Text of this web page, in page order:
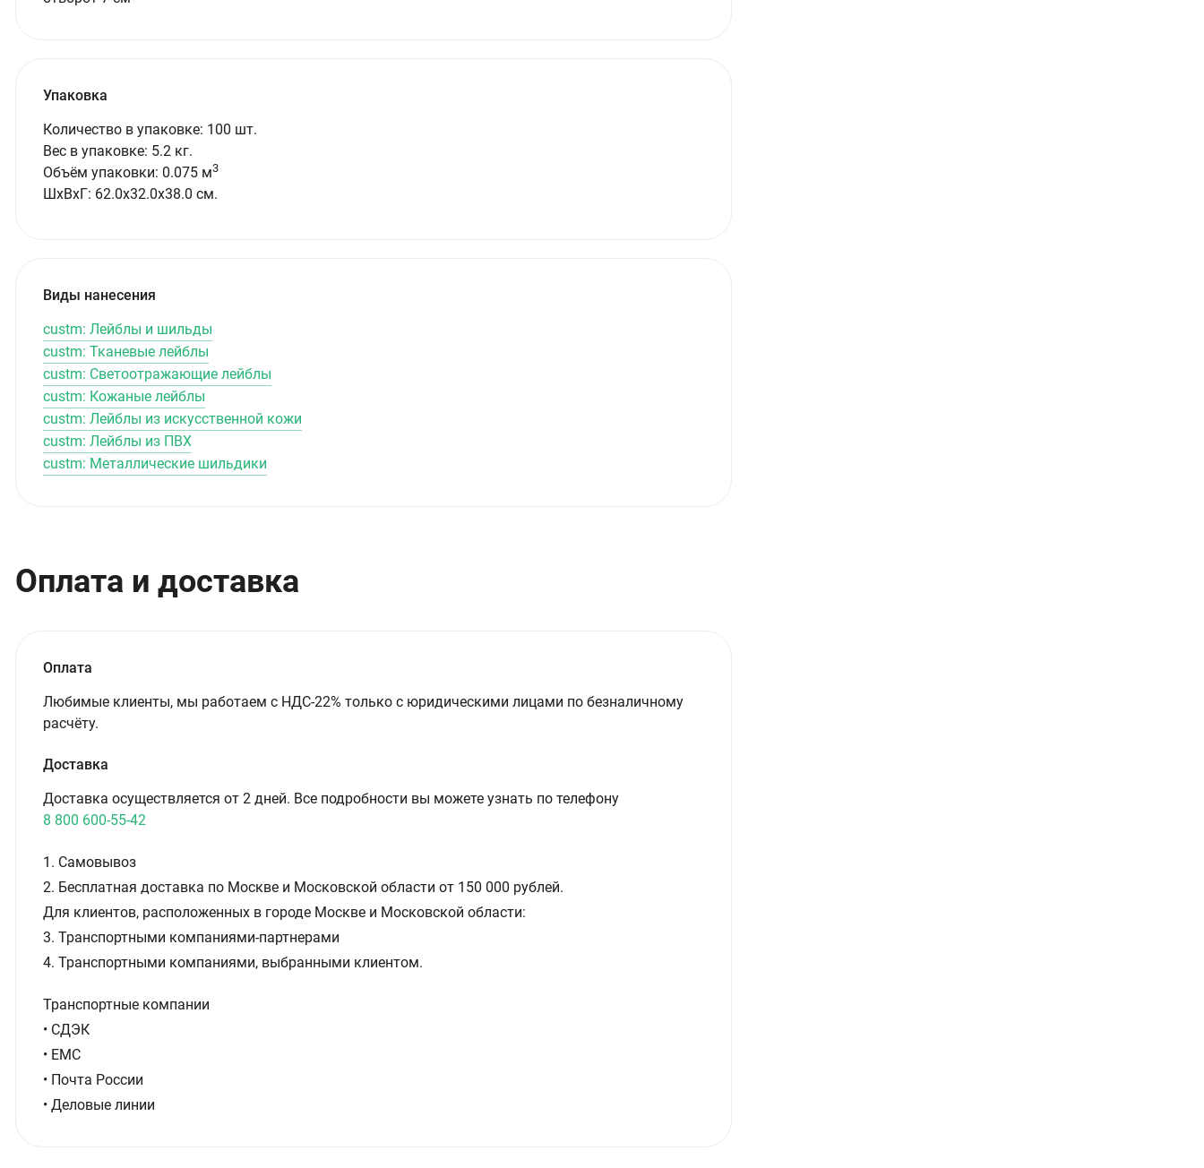
Упаковка
Количество в упаковке: 100 шт.
Вес в упаковке: 5.2 кг.
Объём упаковки: 0.075 м3
ШxВxГ: 62.0x32.0x38.0 см.
Виды нанесения
custm: Лейблы и шильды
custm: Тканевые лейблы
custm: Светоотражающие лейблы
custm: Кожаные лейблы
custm: Лейблы из искусственной кожи
custm: Лейблы из ПВХ
custm: Металлические шильдики
Оплата и доставка
Оплата
Любимые клиенты, мы работаем с НДС-22% только с юридическими лицами по безналичному
расчёту.
Доставка
Доставка осуществляется от 2 дней. Все подробности вы можете узнать по телефону
8 800 600-55-42
1. Самовывоз
2. Бесплатная доставка по Москве и Московской области от 150 000 рублей.
Для клиентов, расположенных в городе Москве и Московской области:
3. Транспортными компаниями-партнерами
4. Транспортными компаниями, выбранными клиентом.
Транспортные компании
• СДЭК
• ЕМС
• Почта России
• Деловые линии